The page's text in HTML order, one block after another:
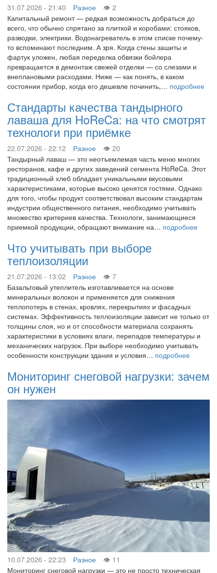
31.07.2026 - 21:40 Разное
2
Капитальный ремонт — редкая возможность добраться до
всего, что обычно спрятано за плиткой и коробами: стояков,
разводки, электрики. Водонагреватель в этом списке почему-
то вспоминают последним. А зря. Когда стены зашиты и
фартук уложен, любая переделка обвязки бойлера
превращается в демонтаж свежей отделки — со слезами и
внеплановыми расходами. Ниже — как понять, в каком
состоянии прибор, когда его дешевле починить,… подробнее
Стандарты качества тандырного
лаваша для HoReCa: на что смотрят
технологи при приёмке
22.07.2026 - 22:12 Разное
20
Тандырный лаваш — это неотъемлемая часть меню многих
ресторанов, кафе и других заведений сегмента HoReCa. Этот
традиционный хлеб обладает уникальными вкусовыми
характеристиками, которые высоко ценятся гостями. Однако
для того, чтобы продукт соответствовал высоким стандартам
индустрии общественного питания, необходимо учитывать
множество критериев качества. Технологи, занимающиеся
приемкой продукции, обращают внимание на… подробнее
Что учитывать при выборе
теплоизоляции
21.07.2026 - 13:02 Разное
7
Базальтовый утеплитель изготавливается на основе
минеральных волокон и применяется для снижения
теплопотерь в стенах, кровлях, перекрытиях и фасадных
системах. Эффективность теплоизоляции зависит не только от
толщины слоя, но и от способности материала сохранять
характеристики в условиях влаги, перепадов температуры и
механических нагрузок. При выборе необходимо учитывать
особенности конструкции здания и условия… подробнее
Мониторинг снеговой нагрузки: зачем
он нужен
10.07.2026 - 22:23 Разное
11
Мониторинг снеговой нагрузки — это не просто техническая